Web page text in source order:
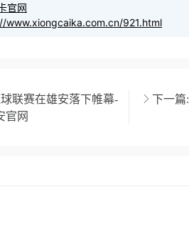
官网
www.xiongcaika.com.cn/921.html
联赛在雄安落下帷幕-
官网
下一篇: